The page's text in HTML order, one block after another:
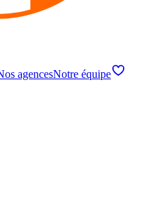
agencesNotre équipe